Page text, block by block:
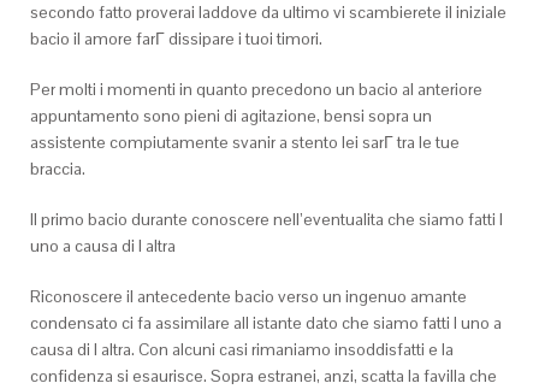
secondo fatto proverai laddove da ultimo vi scambierete il iniziale
bacio il amore farГ dissipare i tuoi timori.
Per molti i momenti in quanto precedono un bacio al anteriore
appuntamento sono pieni di agitazione, bensi sopra un
assistente compiutamente svanir a stento lei sarГ tra le tue
braccia.
Il primo bacio durante conoscere nell’eventualita che siamo fatti l
uno a causa di l altra
Riconoscere il antecedente bacio verso un ingenuo amante
condensato ci fa assimilare all istante dato che siamo fatti l uno a
causa di l altra. Con alcuni casi rimaniamo insoddisfatti e la
confidenza si esaurisce. Sopra estranei, anzi, scatta la favilla che